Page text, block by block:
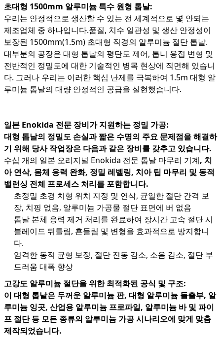
초대형 1500mm 알루미늄 특수 원형 톱날:
우리는 안정적으로 생산할 수 있는 전 세계적으로 몇 안되는
제조업체 중 하나입니다.품질, 치수 일관성 및 생산 안정성이
보장된 1500mm(1.5m) 초대형 직경의 알루미늄 절단 톱날.
대부분의 공장은 대형 톱날의 평탄도 제어, 톱니 용접 변형 및
전반적인 정밀도에 대한 기술적인 병목 현상에 직면해 있습니
다. 그러나 우리는 이러한 핵심 난제를 극복하여 1.5m 대형 알
루미늄 톱날의 대량 안정적인 공급을 실현했습니다.
일본 Enokida 전문 장비가 지원하는 정밀 가공:
대형 톱날의 정밀도 손실과 짧은 수명의 주요 문제점을 해결하
기 위해 당사 작업장은 다음과 같은 장비를 갖추고 있습니다.
수십 개의 일본 오리지널 Enokida 전문 톱날 마무리 기계, 치
아 연삭, 몸체 응력 완화, 정밀 레벨링, 치아 팁 마무리 및 동적
밸런싱 전체 프로세스 처리를 포함합니다.
초정밀 초경 치형 위치 지정 및 연삭, 균일한 절단 간격 보
장, 치핑 없음, 알루미늄 가공물 절단 표면에 버 없음
톱날 본체 응력 제거 처리를 완료하여 장시간 고속 절단 시
블레이드 뒤틀림, 흔들림 및 변형을 효과적으로 방지합니
다.
엄격한 동적 균형 보정, 절단 진동 감소, 소음 감소, 절단 부
드러움 대폭 향상
고강도 알루미늄 절단을 위한 최적화된 공식 및 구조:
이 대형 톱날은 두꺼운 알루미늄 판, 대형 알루미늄 돌출부, 알
루미늄 잉곳, 산업용 알루미늄 프로파일, 알루미늄 바 및 파이
프 절단 등 모든 종류의 알루미늄 가공 시나리오에 맞게 맞춤
제작되었습니다.